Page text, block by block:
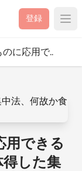
登録
に応用で..
用できる
した集